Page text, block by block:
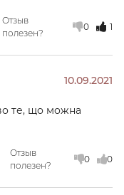
Отзыв
полезен?
0 1
10.09.2021
те, що можна
Отзыв
полезен?
0 0